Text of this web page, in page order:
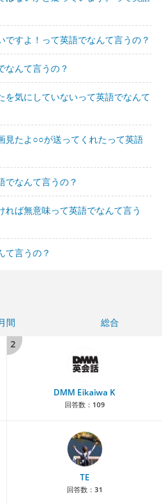
すよ！って英語でなんて言うの？
なんて言うの？
を気にしていないって英語でなんて
見たよ○○が送ってくれたって英語
でなんて言うの？
ば無意味って英語でなんて言う
て言うの？
月間
総合
2
DMM Eikaiwa K
回答数： 109
TE
回答数： 31